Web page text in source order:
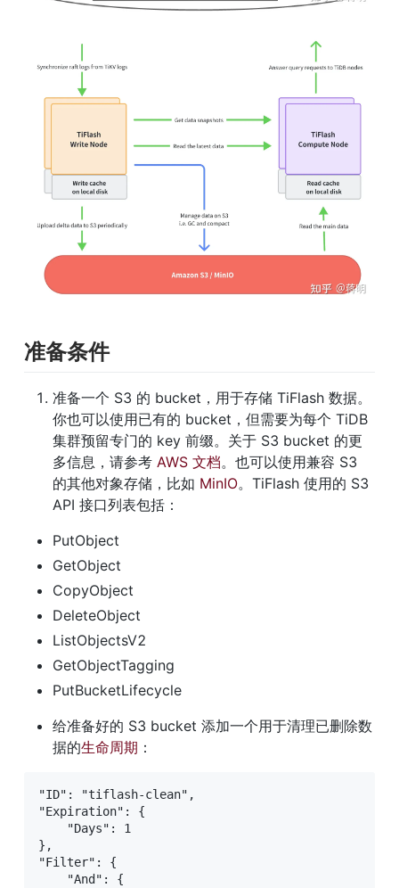
准备条件
准备一个 S3 的 bucket，用于存储 TiFlash 数据。
你也可以使用已有的 bucket，但需要为每个 TiDB
集群预留专门的 key 前缀。关于 S3 bucket 的更
多信息，请参考 AWS 文档。也可以使用兼容 S3
的其他对象存储，比如 MinIO。TiFlash 使用的 S3
API 接口列表包括：
PutObject
GetObject
CopyObject
DeleteObject
ListObjectsV2
GetObjectTagging
PutBucketLifecycle
给准备好的 S3 bucket 添加一个用于清理已删除数
据的生命周期 ：
"ID": "tiflash-clean",
"Expiration": {
    "Days": 1
},
"Filter": {
    "And": {